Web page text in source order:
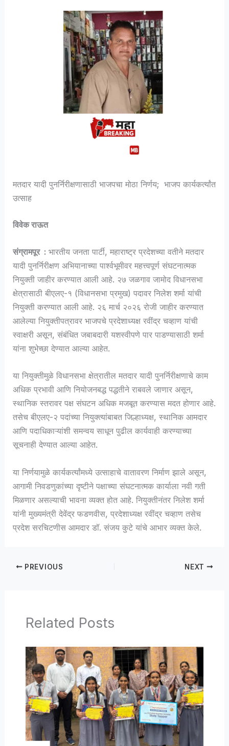
मतदार यादी पुनर्निरीक्षणासाठी भाजपचा मोठा निर्णय; भाजप कार्यकर्त्यांत
उत्साह
विवेक राऊत
संग्रामपूर : भारतीय जनता पार्टी, महाराष्ट्र प्रदेशच्या वतीने मतदार
यादी पुनर्निरीक्षण अभियानाच्या पार्श्वभूमीवर महत्त्वपूर्ण संघटनात्मक
नियुक्ती जाहीर करण्यात आली आहे. २७ जळगाव जामोद विधानसभा
क्षेत्रासाठी बीएलए-१ (विधानसभा प्रमुख) पदावर निलेश शर्मा यांची
नियुक्ती करण्यात आली आहे. २६ मार्च २०२६ रोजी जाहीर करण्यात
आलेल्या नियुक्तीपत्रावर भाजपचे प्रदेशाध्यक्ष रवींद्र चव्हाण यांची
स्वाक्षरी असून, संबंधित जबाबदारी यशस्वीपणे पार पाडण्यासाठी शर्मा
यांना शुभेच्छा देण्यात आल्या आहेत.
या नियुक्तीमुळे विधानसभा क्षेत्रातील मतदार यादी पुनर्निरीक्षणाचे काम
अधिक प्रभावी आणि नियोजनबद्ध पद्धतीने राबवले जाणार असून,
स्थानिक स्तरावर पक्ष संघटन अधिक मजबूत करण्यास मदत होणार आहे.
तसेच बीएलए-२ पदांच्या नियुक्त्यांबाबत जिल्हाध्यक्ष, स्थानिक आमदार
आणि पदाधिकाऱ्यांशी समन्वय साधून पुढील कार्यवाही करण्याच्या
सूचनाही देण्यात आल्या आहेत.
या निर्णयामुळे कार्यकर्त्यांमध्ये उत्साहाचे वातावरण निर्माण झाले असून,
आगामी निवडणुकांच्या दृष्टीने पक्षाच्या संघटनात्मक कार्याला नवी गती
मिळणार असल्याची भावना व्यक्त होत आहे. नियुक्तीनंतर निलेश शर्मा
यांनी मुख्यमंत्री देवेंद्र फडणवीस, प्रदेशाध्यक्ष रवींद्र चव्हाण तसेच
प्रदेश सरचिटणीस आमदार डॉ. संजय कुटे यांचे आभार व्यक्त केले.
PREVIOUS NEXT
Related Posts